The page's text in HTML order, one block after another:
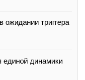
ожидании триггера
динамики